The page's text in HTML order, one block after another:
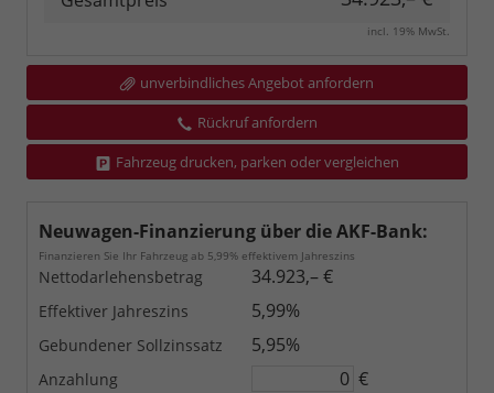
incl. 19% MwSt.
unverbindliches Angebot anfordern
Rückruf anfordern
Fahrzeug drucken, parken oder vergleichen
Neuwagen-Finanzierung über die AKF-Bank:
Finanzieren Sie Ihr Fahrzeug ab 5,99% effektivem Jahreszins
Nettodarlehensbetrag 34.923,– €
Effektiver Jahreszins 5,99%
Gebundener Sollzinssatz 5,95%
Anzahlung €